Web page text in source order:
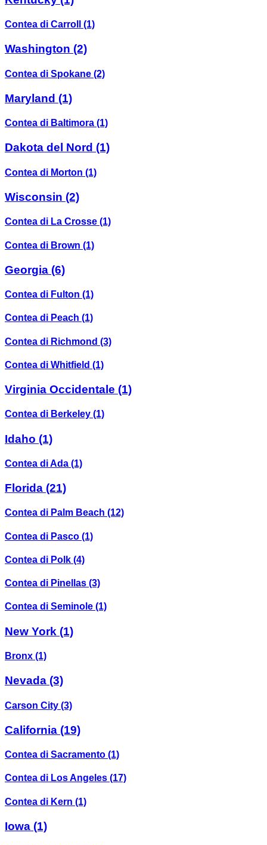
Contea di Carroll (1)
Washington (2)
Contea di Spokane (2)
Maryland (1)
Contea di Baltimora (1)
Dakota del Nord (1)
Contea di Morton (1)
Wisconsin (2)
Contea di La Crosse (1)
Contea di Brown (1)
Georgia (6)
Contea di Fulton (1)
Contea di Peach (1)
Contea di Richmond (3)
Contea di Whitfield (1)
Virginia Occidentale (1)
Contea di Berkeley (1)
Idaho (1)
Contea di Ada (1)
Florida (21)
Contea di Palm Beach (12)
Contea di Pasco (1)
Contea di Polk (4)
Contea di Pinellas (3)
Contea di Seminole (1)
New York (1)
Bronx (1)
Nevada (3)
Carson City (3)
California (19)
Contea di Sacramento (1)
Contea di Los Angeles (17)
Contea di Kern (1)
Iowa (1)